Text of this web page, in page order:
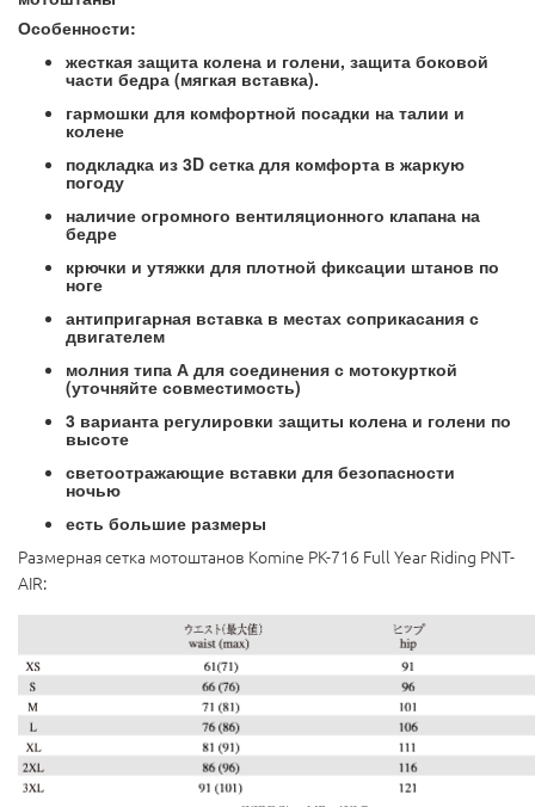
Особенности:
жесткая защита колена и голени, защита боковой
части бедра (мягкая вставка).
гармошки для комфортной посадки на талии и
колене
подкладка из 3D сетка для комфорта в жаркую
погоду
наличие огромного вентиляционного клапана на
бедре
крючки и утяжки для плотной фиксации штанов по
ноге
антипригарная вставка в местах соприкасания с
двигателем
молния типа А для соединения с мотокурткой
(уточняйте совместимость)
3 варианта регулировки защиты колена и голени по
высоте
светоотражающие вставки для безопасности
ночью
есть большие размеры
Размерная сетка мотоштанов Komine PK-716 Full Year Riding PNT-
AIR: